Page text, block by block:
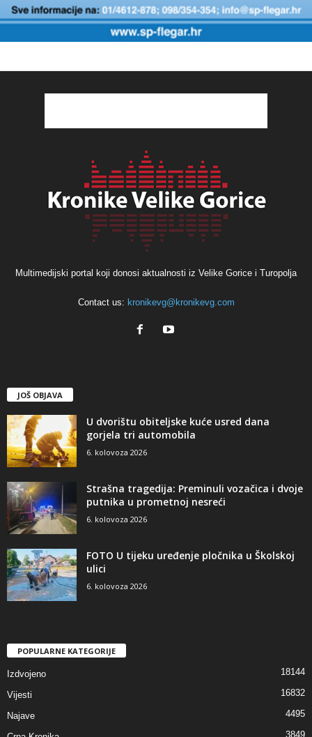
Multimedijski portal koji donosi aktualnosti iz Velike Gorice i Turopolja
Contact us: kronikevg@kronikevg.com
JOŠ OBJAVA
U dvorištu obiteljske kuće usred dana
gorjela tri automobila
6. kolovoza 2026
Strašna tragedija: Preminuli vozačica i dvoje
putnika u prometnoj nesreći
6. kolovoza 2026
FOTO U tijeku uređenje pločnika u Školskoj
ulici
6. kolovoza 2026
POPULARNE KATEGORIJE
Izdvojeno 18144
Vijesti 16832
Najave 4495
3849